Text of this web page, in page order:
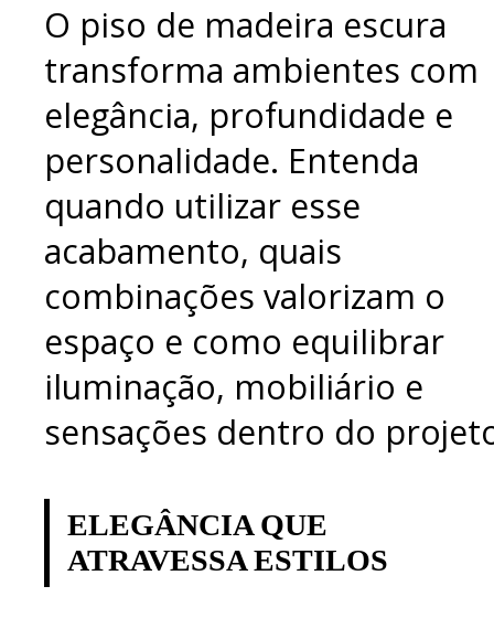
O piso de madeira escura
transforma ambientes com
elegância, profundidade e
personalidade. Entenda
quando utilizar esse
acabamento, quais
combinações valorizam o
espaço e como equilibrar
iluminação, mobiliário e
sensações dentro do
ELEGÂNCIA QUE
ATRAVESSA ESTILOS